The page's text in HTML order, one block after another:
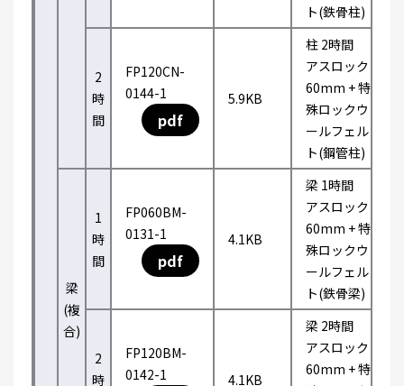
ト(鉄骨柱)
2
時
間
FP120CN-
0144-1
pdf
5.9KB
柱 2時間
アスロック
60mm + 特
殊ロックウ
ールフェル
ト(鋼管柱)
梁
(複
合)
1
時
間
FP060BM-
0131-1
pdf
4.1KB
梁 1時間
アスロック
60mm + 特
殊ロックウ
ールフェル
ト(鉄骨梁)
2
時
FP120BM-
0142-1
4.1KB
梁 2時間
アスロック
60mm + 特